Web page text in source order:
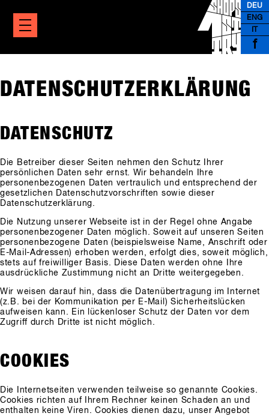
DEU
ENG
f
DATENSCHUTZERKLÄRUNG
DATENSCHUTZ
Die Betreiber dieser Seiten nehmen den Schutz Ihrer
persönlichen Daten sehr ernst. Wir behandeln Ihre
personenbezogenen Daten vertraulich und entsprechend der
gesetzlichen Datenschutzvorschriften sowie dieser
Datenschutzerklärung.
Die Nutzung unserer Webseite ist in der Regel ohne Angabe
personenbezogener Daten möglich. Soweit auf unseren Seiten
personenbezogene Daten (beispielsweise Name, Anschrift oder
E-Mail-Adressen) erhoben werden, erfolgt dies, soweit möglich,
stets auf freiwilliger Basis. Diese Daten werden ohne Ihre
ausdrückliche Zustimmung nicht an Dritte weitergegeben.
Wir weisen darauf hin, dass die Datenübertragung im Internet
(z.B. bei der Kommunikation per E-Mail) Sicherheitslücken
aufweisen kann. Ein lückenloser Schutz der Daten vor dem
Zugriff durch Dritte ist nicht möglich.
COOKIES
Die Internetseiten verwenden teilweise so genannte Cookies.
Cookies richten auf Ihrem Rechner keinen Schaden an und
enthalten keine Viren. Cookies dienen dazu, unser Angebot